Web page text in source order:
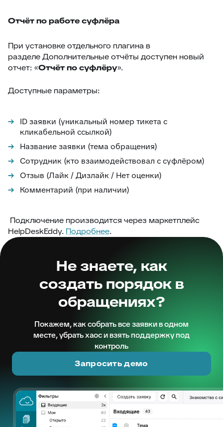
Отчёт по работе суфлёра
При установке отдельного плагина в
разделе Дополнительные отчёты доступен новый
отчет: «Отчёт по суфлёру».
Доступные параметры:
ID заявки (уникальный номер тикета с
кликабельной ссылкой)
Название заявки (тема обращения)
Сотрудник (кто взаимодействовал с суфлёром)
Отзыв (Лайк / Дизлайк / Нет оценки)
Комментарий (при наличии)
Подключение производится через маркетплейс
HelpDeskEddy. Подробнее.
Не знаете, как
создать порядок в
обращениях?
Покажем, как собрать все заявки в одном
месте, убрать хаос и взять поддержку под
контроль
Запросить демо